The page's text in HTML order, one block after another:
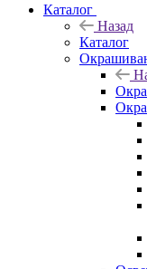
Каталог
Назад
Каталог